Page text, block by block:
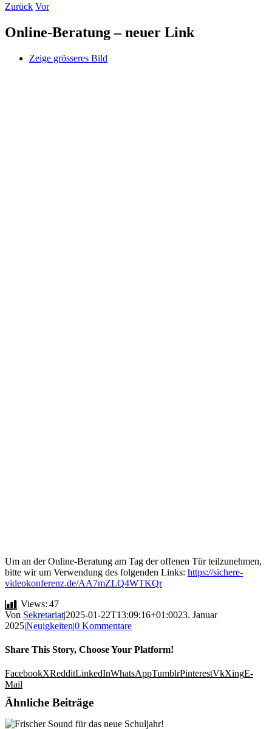
Zurück Vor
Online-Beratung – neuer Link
Zeige grösseres Bild
Um an der Online-Beratung am Tag der offenen Tür teilzunehmen,
bitte wir um Verwendung des folgenden Links: https://sichere-
videokonferenz.de/AA7mZLQ4WTKQr
Views: 47
Von Sekretariat|2025-01-22T13:09:16+01:0023. Januar
2025|Neuigkeiten|0 Kommentare
Share This Story, Choose Your Platform!
FacebookXRedditLinkedInWhatsAppTumblrPinterestVkXingE-
Mail
Ähnliche Beiträge